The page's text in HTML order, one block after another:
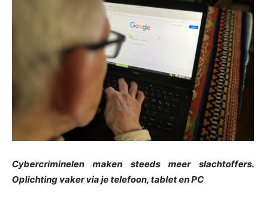
Cybercriminelen maken steeds meer slachtoffers.
Oplichting vaker via je telefoon, tablet en PC